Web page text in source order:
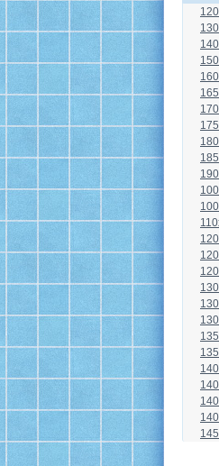
120
130
140
150
160
165
170
175
180
185
190